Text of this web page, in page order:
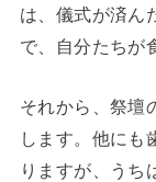
は、儀式が済ん
で、自分たちが
それから、祭壇
します。他にも
りますが、うち